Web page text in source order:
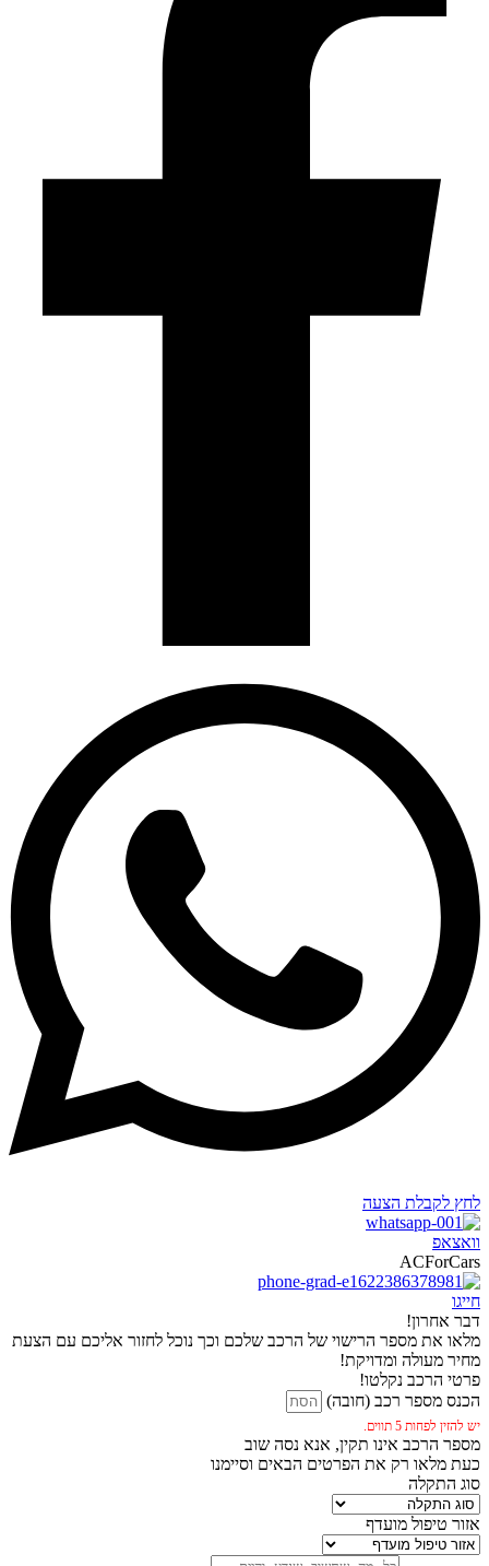
לחץ לקבלת הצעה
וואצאפ
ACForCars
חייגו
דבר אחרון!
מלאו את מספר הרישוי של הרכב שלכם וכך נוכל לחזור אליכם עם הצעת
מחיר מעולה ומדויקת!
פרטי הרכב נקלטו!
הכנס מספר רכב (חובה)
יש להזין לפחות 5 תווים.
מספר הרכב אינו תקין, אנא נסה שוב
כעת מלאו רק את הפרטים הבאים וסיימנו
סוג התקלה
אזור טיפול מועדף